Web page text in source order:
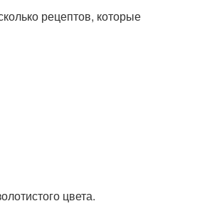
рецептов, которые
цвета.